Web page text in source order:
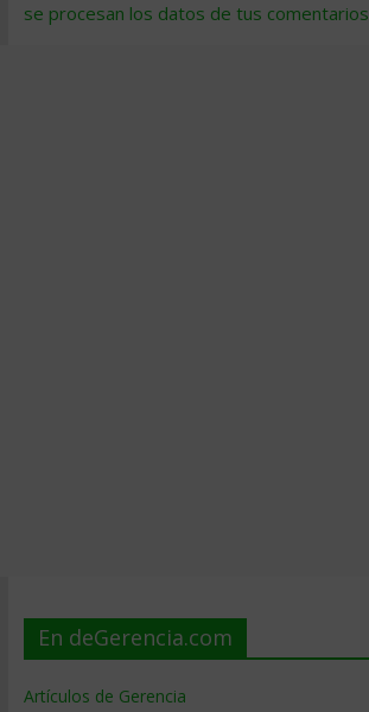
se procesan los datos de tus comentarios
En deGerencia.com
Artículos de Gerencia